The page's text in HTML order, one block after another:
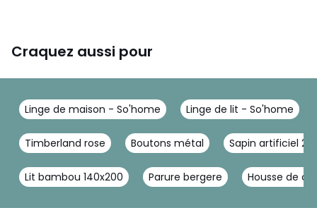
Craquez aussi pour
Linge de maison - So'home Linge de lit - So'home
Timberland rose Boutons métal Sapin artificiel 2m
Lit bambou 140x200 Parure bergere Housse de